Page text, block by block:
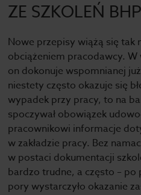
ZE SZKOLEŃ
Nowe przepisy wiążą się
obciążeniem pracodawcy.
on dokonuje wspomnianej
niestety często okazuje się
wypadek przy pracy, to na
spoczywał obowiązek
pracownikowi informacje
w zakładzie pracy. Bez
w postaci dokumentacji
bardzo trudne, a często –
pory wystarczyło okazanie